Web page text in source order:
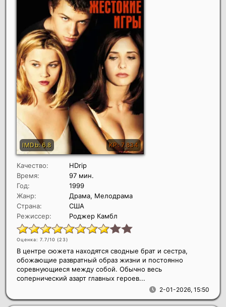
Качество:
HDrip
Время:
97 мин.
Год:
1999
Жанр:
Драма, Мелодрама
Страна:
США
Режиссер:
Роджер Камбл
Оценка: 7.7/10 (23)
2-01-2026, 15:50
В центре сюжета находятся сводные брат и сестра,
обожающие развратный образ жизни и постоянно
соревнующиеся между собой. Обычно весь
сопернический азарт главных героев...